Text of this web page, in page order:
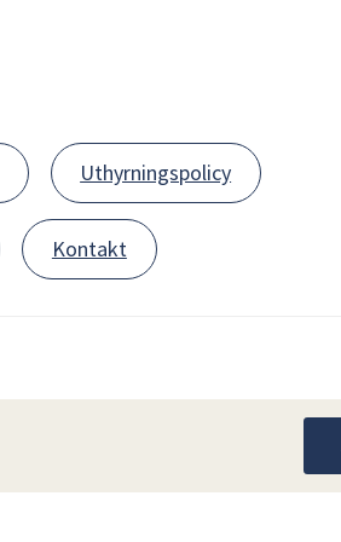
Uthyrningspolicy
Kontakt